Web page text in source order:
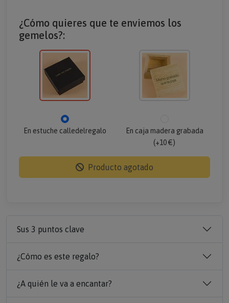
¿Cómo quieres que te enviemos los
gemelos?:
En estuche calledelregalo
En caja madera grabada
(+10 €)
Producto agotado
Sus 3 puntos clave
¿Cómo es este regalo?
¿A quién le va a encantar?